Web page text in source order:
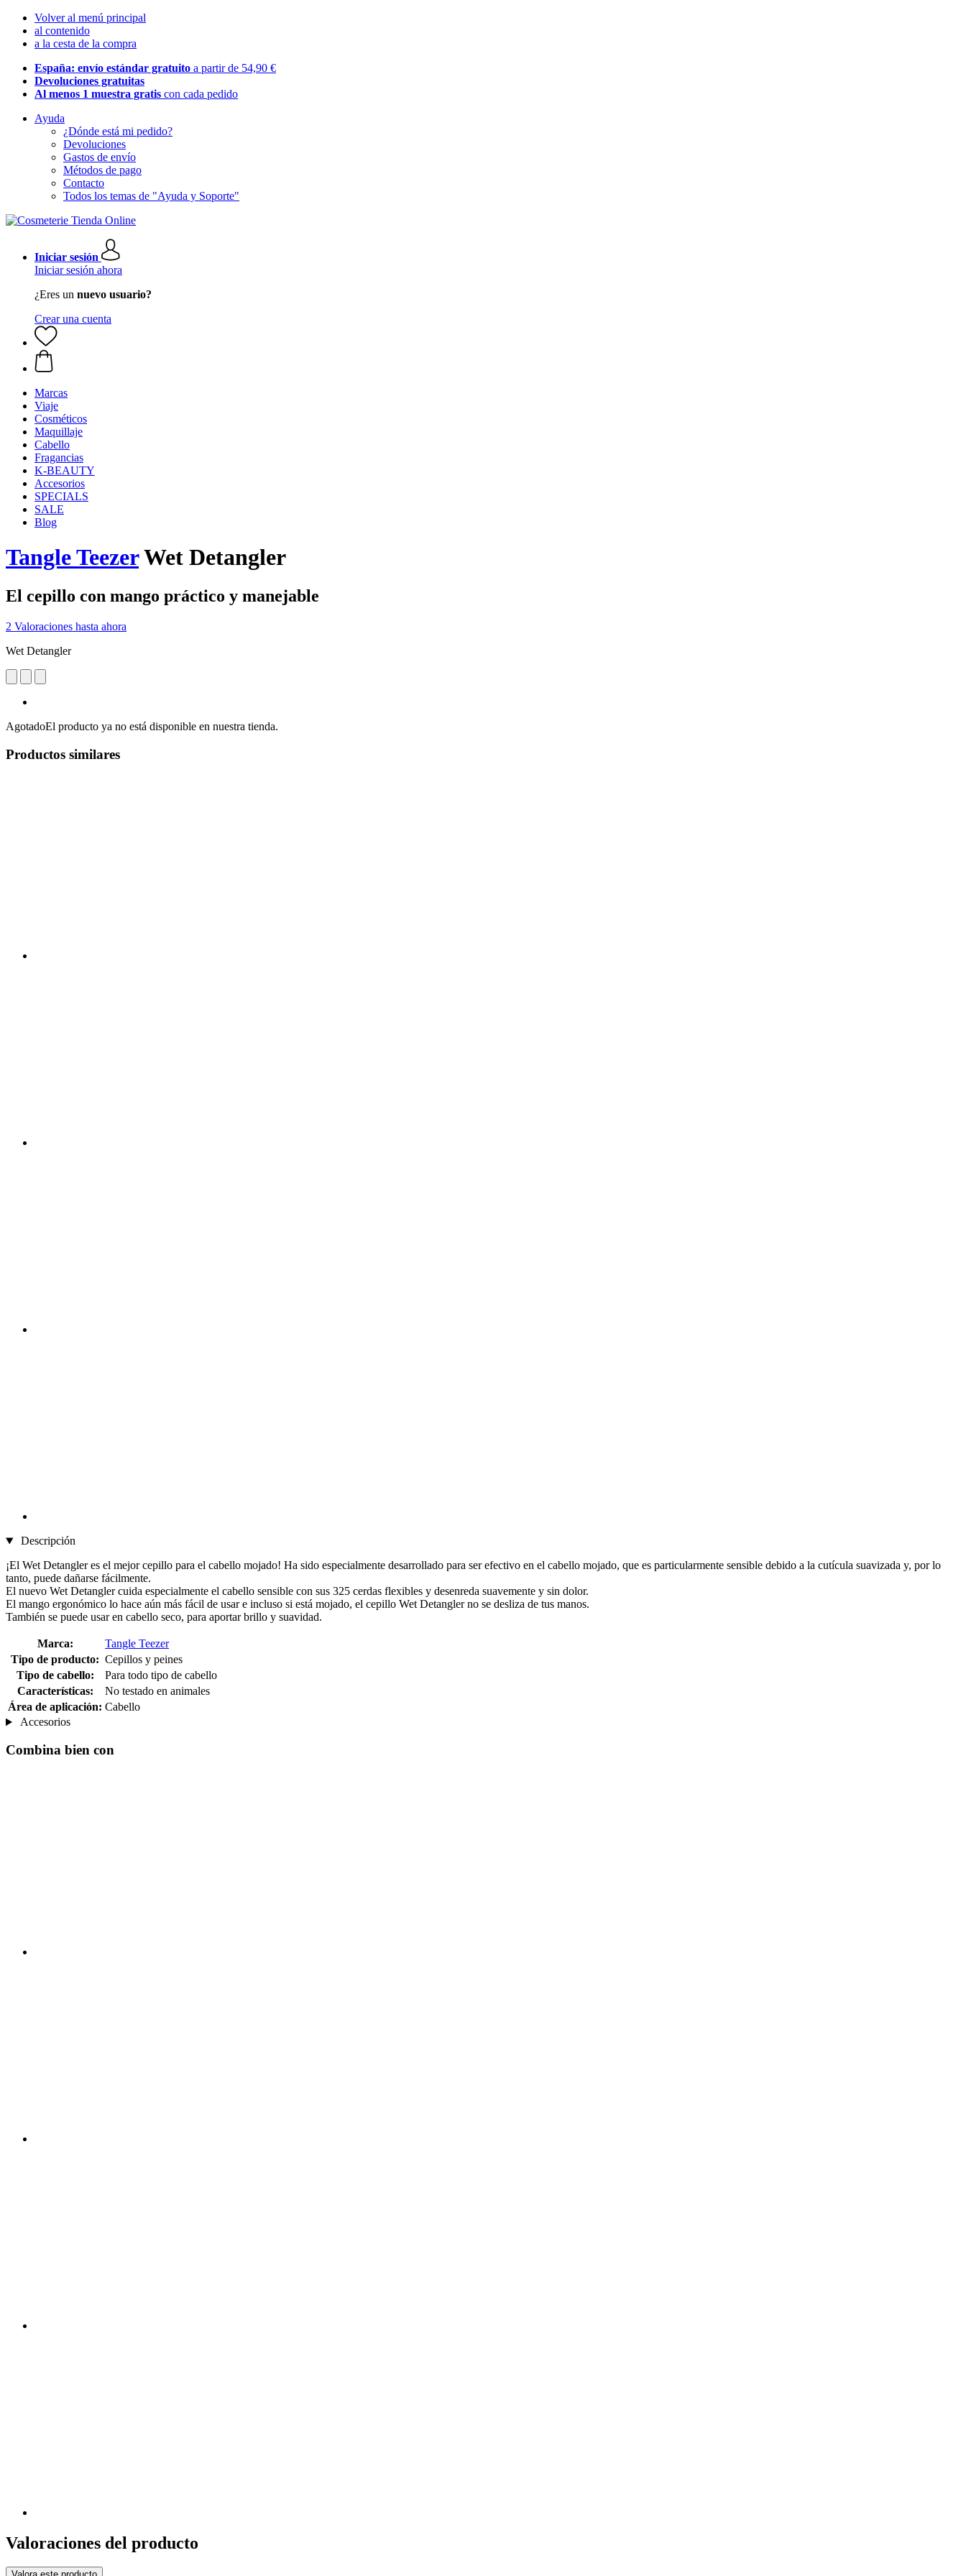
Volver al menú principal
al contenido
a la cesta de la compra
España: envío estándar gratuito a partir de 54,90 €
Devoluciones gratuitas
Al menos 1 muestra gratis con cada pedido
Ayuda
¿Dónde está mi pedido?
Devoluciones
Gastos de envío
Métodos de pago
Contacto
Todos los temas de "Ayuda y Soporte"
Iniciar sesión
Iniciar sesión ahora
¿Eres un nuevo usuario?
Crear una cuenta
Marcas
Viaje
Cosméticos
Maquillaje
Cabello
Fragancias
K-BEAUTY
Accesorios
SPECIALS
SALE
Blog
Tangle TeezerWet Detangler
El cepillo con mango práctico y manejable
2 Valoraciones hasta ahora
Wet Detangler
AgotadoEl producto ya no está disponible en nuestra tienda.
Productos similares
Descripción
¡El Wet Detangler es el mejor cepillo para el cabello mojado! Ha sido especialmente desarrollado para ser efectivo en el cabello mojado, que es particularmente sensible debido a la cutícula suavizada y, por lo
tanto, puede dañarse fácilmente.
El nuevo Wet Detangler cuida especialmente el cabello sensible con sus 325 cerdas flexibles y desenreda suavemente y sin dolor.
El mango ergonómico lo hace aún más fácil de usar e incluso si está mojado, el cepillo Wet Detangler no se desliza de tus manos.
También se puede usar en cabello seco, para aportar brillo y suavidad.
Marca:
Tangle Teezer
Tipo de producto: Cepillos y peines
Tipo de cabello:
Para todo tipo de cabello
Características:
No testado en animales
Área de aplicación: Cabello
Accesorios
Combina bien con
Valoraciones del producto